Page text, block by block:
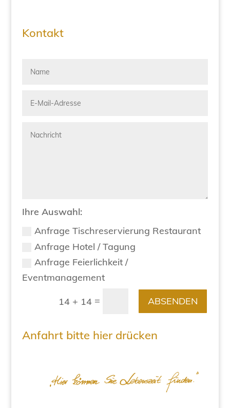
Kontakt
Ihre Auswahl:
Anfrage Tischreservierung Restaurant
Anfrage Hotel / Tagung
Anfrage Feierlichkeit /
Eventmanagement
14 + 14 = ABSENDEN
Anfahrt bitte hier drücken